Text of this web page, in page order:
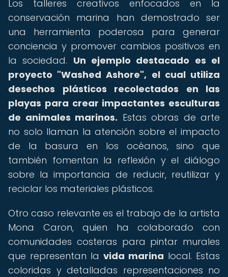
Los talleres creativos enfocados en la
conservación marina han demostrado ser
una herramienta poderosa para generar
conciencia y promover cambios positivos en
la sociedad. Un ejemplo destacado es el
proyecto "Washed Ashore", el cual utiliza
desechos plásticos recolectados en las
playas para crear impactantes esculturas
de animales marinos. Estas obras de arte
no solo llaman la atención sobre el impacto
de la basura en los océanos, sino que
también fomentan la reflexión y el diálogo
sobre la importancia de reducir, reutilizar y
reciclar los materiales plásticos.
Otro caso relevante es el trabajo de la artista
Mona Caron, quien ha colaborado con
comunidades costeras para pintar murales
que representan la vida marina local. Estas
coloridas y detalladas representaciones no